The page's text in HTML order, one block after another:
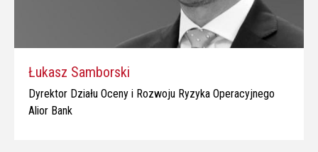
Łukasz Samborski
Dyrektor Działu Oceny i Rozwoju Ryzyka Operacyjnego
Alior Bank